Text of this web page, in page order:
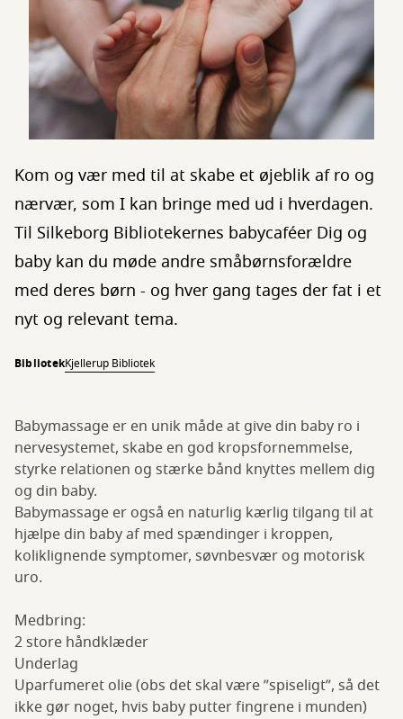
Kom og vær med til at skabe et øjeblik af ro og
nærvær, som I kan bringe med ud i hverdagen.
Til Silkeborg Bibliotekernes babycaféer Dig og
baby kan du møde andre småbørnsforældre
med deres børn - og hver gang tages der fat i et
nyt og relevant tema.
BibliotekKjellerup Bibliotek
Babymassage er en unik måde at give din baby ro i
nervesystemet, skabe en god kropsfornemmelse,
styrke relationen og stærke bånd knyttes mellem dig
og din baby.
Babymassage er også en naturlig kærlig tilgang til at
hjælpe din baby af med spændinger i kroppen,
koliklignende symptomer, søvnbesvær og motorisk
uro.
Medbring:
2 store håndklæder
Underlag
Uparfumeret olie (obs det skal være ”spiseligt”, så det
ikke gør noget, hvis baby putter fingrene i munden)